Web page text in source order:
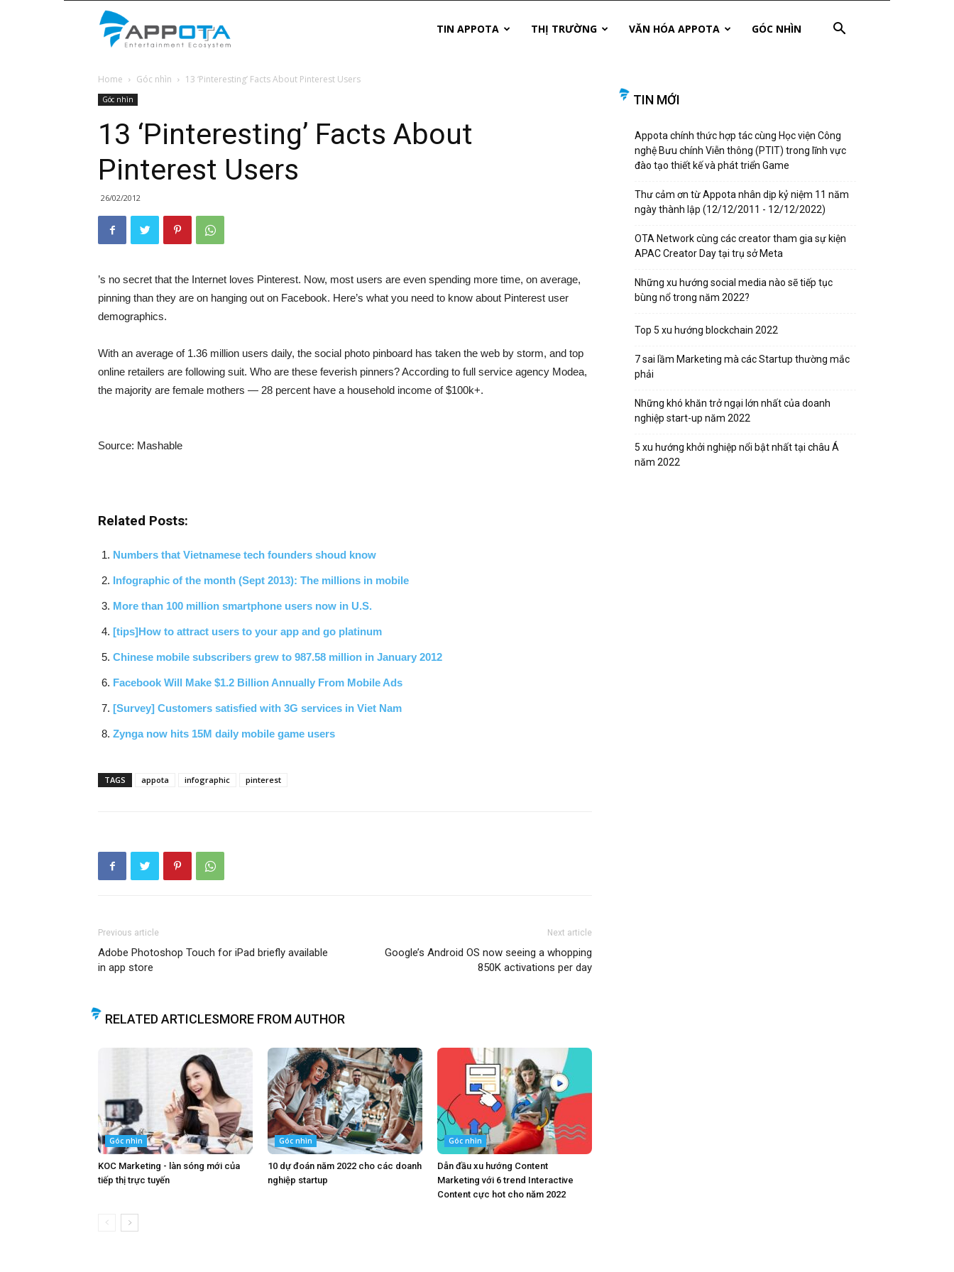
News
TIN APPOTA THỊ TRƯỜNG VĂN HÓA APPOTA GÓC NHÌN
Home Góc nhìn 13 ‘Pinteresting’ Facts About Pinterest Users
Góc nhìn
13 ‘Pinteresting’ Facts About
Pinterest Users
26/02/2012
’s no secret that the Internet loves Pinterest. Now, most users are even spending more time, on average,
pinning than they are on hanging out on Facebook. Here’s what you need to know about Pinterest user
demographics.
With an average of 1.36 million users daily, the social photo pinboard has taken the web by storm, and top
online retailers are following suit. Who are these feverish pinners? According to full service agency Modea,
the majority are female mothers — 28 percent have a household income of $100k+.
Source: Mashable
Related Posts:
Numbers that Vietnamese tech founders shoud know
Infographic of the month (Sept 2013): The millions in mobile
More than 100 million smartphone users now in U.S.
[tips]How to attract users to your app and go platinum
Chinese mobile subscribers grew to 987.58 million in January 2012
Facebook Will Make $1.2 Billion Annually From Mobile Ads
[Survey] Customers satisfied with 3G services in Viet Nam
Zynga now hits 15M daily mobile game users
TAGS appota infographic pinterest
Previous article
Adobe Photoshop Touch for iPad briefly available
in app store
Next article
Google’s Android OS now seeing a whopping
850K activations per day
RELATED ARTICLESMORE FROM AUTHOR
Góc nhìn
KOC Marketing - làn sóng mới của
tiếp thị trực tuyến
Góc nhìn
10 dự đoán năm 2022 cho các doanh
nghiệp startup
Góc nhìn
Dẫn đầu xu hướng Content
Marketing với 6 trend Interactive
Content cực hot cho năm 2022
TIN MỚI
Appota chính thức hợp tác cùng Học viện Công
nghệ Bưu chính Viễn thông (PTIT) trong lĩnh vực
đào tạo thiết kế và phát triển Game
Thư cảm ơn từ Appota nhân dịp kỷ niệm 11 năm
ngày thành lập (12/12/2011 - 12/12/2022)
OTA Network cùng các creator tham gia sự kiện
APAC Creator Day tại trụ sở Meta
Những xu hướng social media nào sẽ tiếp tục
bùng nổ trong năm 2022?
Top 5 xu hướng blockchain 2022
7 sai lầm Marketing mà các Startup thường mắc
phải
Những khó khăn trở ngại lớn nhất của doanh
nghiệp start-up năm 2022
5 xu hướng khởi nghiệp nổi bật nhất tại châu Á
năm 2022